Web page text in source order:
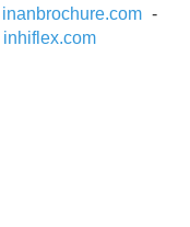
inanbrochure.com -
inhiflex.com